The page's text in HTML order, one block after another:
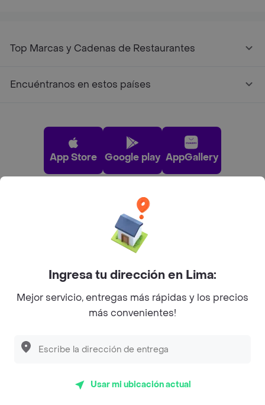
Top Marcas y Cadenas de Restaurantes
Encuéntranos en estos países
App Store Google play AppGallery
Pide tu comida favorita cerca de ti
2026 Rappi Inc. All rights reserved.
Ingresa tu dirección en Lima:
Mejor servicio, entregas más rápidas y los precios
más convenientes!
Usar mi ubicación actual